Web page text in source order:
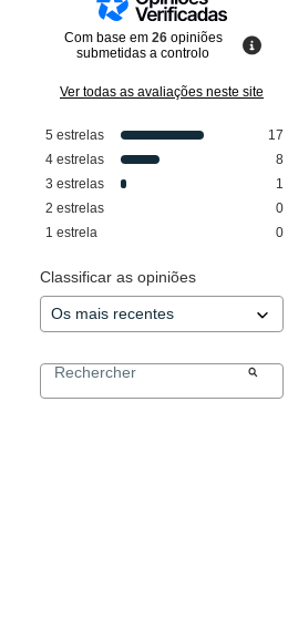
Com base em 26 opiniões
submetidas a controlo
Ver todas as avaliações neste site
5 estrelas
17
4 estrelas
8
3 estrelas
1
2 estrelas
0
1 estrela 0
Classificar as opiniões